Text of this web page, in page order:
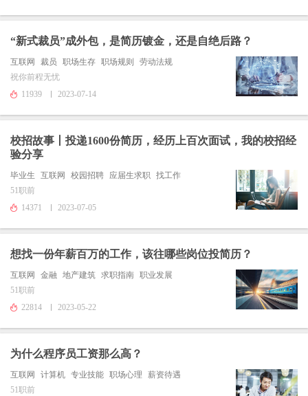
“新式裁员”成外包，是简历镀金，还是自绝后路？
互联网 裁员 职场生存 职场规则
劳动法规
祝你前程无忧
11939
2023-07-14
校招故事丨投递1600份简历，经历上百次面试，我的校招经
验分享
毕业生 互联网 校园招聘 应届生求职 找工作
51职前
14371
2023-07-05
想找一份年薪百万的工作，该往哪些岗位投简历？
互联网 金融 地产建筑 求职指南 职业发展
51职前
22814
2023-05-22
为什么程序员工资那么高？
互联网 计算机 专业技能 职场心理
薪资待遇
51职前